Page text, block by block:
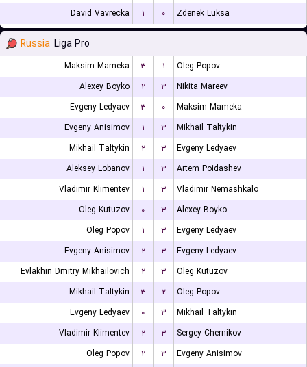
David Vavrecka
۱ ۰ Zdenek Luksa
Russia Liga Pro
Maksim Mameka ۳ ۱
Oleg Popov
Alexey Boyko
۲ ۳
Nikita Mareev
Evgeny Ledyaev
۳ ۰
Maksim Mameka
Evgeny Anisimov
۱ ۳
Mikhail Taltykin
Mikhail Taltykin
۲ ۳
Evgeny Ledyaev
Aleksey Lobanov
۱ ۳
Artem Poidashev
Vladimir Klimentev
۱ ۳
Vladimir Nemashkalo
Oleg Kutuzov
۰ ۳
Alexey Boyko
Oleg Popov
۱ ۳
Evgeny Ledyaev
Evgeny Anisimov
۲ ۳
Evgeny Ledyaev
Evlakhin Dmitry Mikhailovich
۲ ۳
Oleg Kutuzov
Mikhail Taltykin
۳ ۲
Oleg Popov
Evgeny Ledyaev
۰ ۳
Mikhail Taltykin
Vladimir Klimentev
۲ ۳
Sergey Chernikov
Oleg Popov
۲ ۳
Evgeny Anisimov